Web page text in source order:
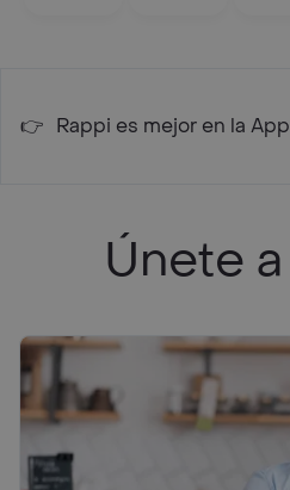
👉 Rappi es mejor en la App
Únete a